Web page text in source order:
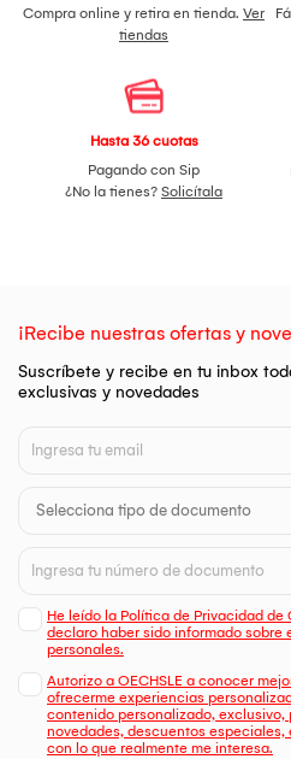
Compra online y retira en tienda. Ver
tiendas
Hasta 36 cuotas
Pagando con Sip
¿No la tienes? Solicítala
¡Recibe nuestras ofertas y
Suscríbete y recibe en tu inbox
exclusivas y novedades
He leído la Política de Privacidad de
declaro haber sido informado sobre
personales.
Autorizo a OECHSLE a conocer
ofrecerme experiencias
contenido personalizado,
novedades, descuentos
con lo que realmente me interesa.